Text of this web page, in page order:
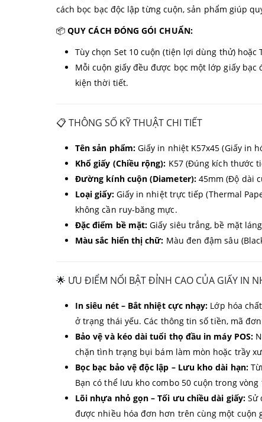
cách bọc bạc độc lập từng cuộn, sản phẩm giúp
📦QUY CÁCH ĐÓNG GÓI CHUẨN:
Tùy chọn Set 10 cuộn (tiện lợi dùng thử)
Mỗi cuộn giấy đều được bọc một lớp giấy
kiện thời tiết.
📋 THÔNG SỐ KỸ THUẬT CHI TIẾT
Tên sản phẩm:Giấy in nhiệt K57x45 (Giấy in
Khổ giấy (Chiều rộng): K57 (Đúng kích thước
Đường kính cuộn (Diameter):45mm (Độ dài
Loại giấy:Giấy in nhiệt trực tiếp (Thermal
không cần ruy-băng mực.
Đặc điểm bề mặt: Giấy siêu trắng, bề mặt
Màu sắc hiển thị chữ: Màu đen đậm sâu
🌟 ƯU ĐIỂM NỔI BẬT ĐỈNH CAO CỦA GIẤY IN
In siêu nét – Bắt nhiệt cực nhạy: Lớp hóa
ở trạng thái yếu. Các thông tin số tiền, mã
Bảo vệ và kéo dài tuổi thọ đầu in máy POS:
chặn tình trạng bụi bám làm mòn hoặc trầy
Bọc bạc bảo vệ độc lập – Lưu kho dài hạn:
Bạn có thể lưu kho combo 50 cuộn trong
Lõi nhựa nhỏ gọn – Tối ưu chiều dài giấy:Sử
được nhiều hóa đơn hơn trên cùng một cuộn